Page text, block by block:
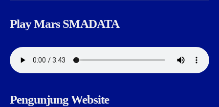
Play Mars SMADATA
Pengunjung Website